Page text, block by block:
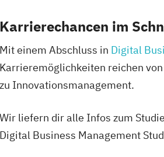
Karrierechancen im
Mit einem Abschluss in Digital
Karrieremöglichkeiten reichen
zu Innovationsmanagement.
Wir liefern dir alle Infos zum
Digital Business Management